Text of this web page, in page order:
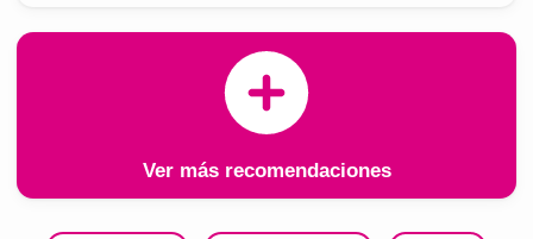
Ver más recomendaciones